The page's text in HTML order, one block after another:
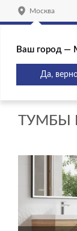
Москва
ТУМБЫ
Ваш город —
Да,